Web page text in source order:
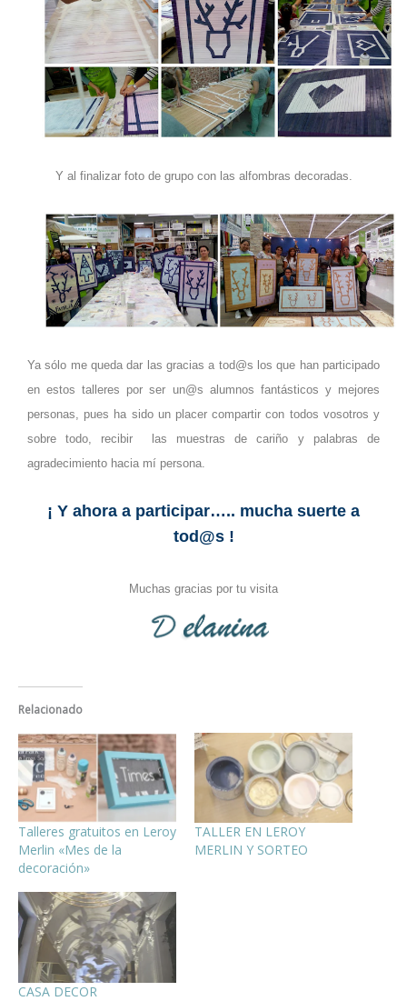
Y al finalizar foto de grupo con las alfombras decoradas.
Ya sólo me quedadar las gracias a tod@s los que han participado
en estos talleres por ser un@s alumnos fantásticos y mejores
personas , pues ha sido un placer compartir con todos vosotros y
sobre todo, recibir las muestras de cariño ypalabras de
agradecimiento hacia mí persona.
¡ Y ahora a participar….. mucha suerte a
tod@s !
Muchas gracias por tu visita
Relacionado
Talleres gratuitos en Leroy
Merlin «Mes de la
decoración»
TALLER EN LEROY
MERLIN Y SORTEO
CASA DECOR